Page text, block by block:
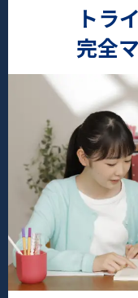
トラ
完全